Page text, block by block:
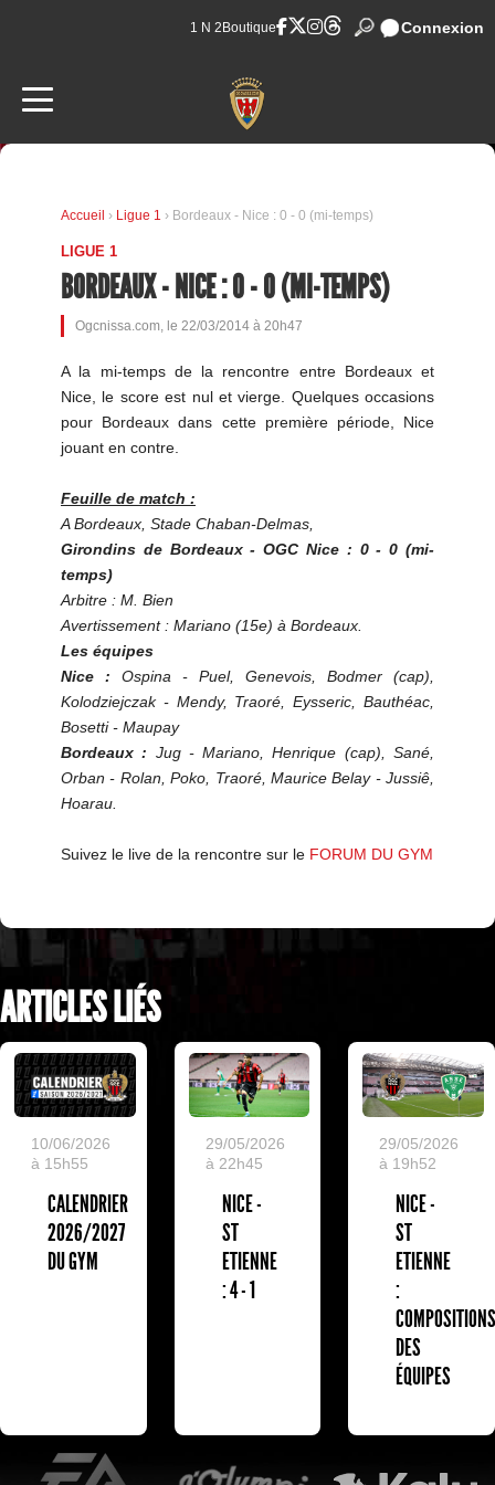
1 N 2 Boutique Connexion
Accueil › Ligue 1 › Bordeaux - Nice : 0 - 0 (mi-temps)
LIGUE 1
BORDEAUX - NICE : 0 - 0 (MI-TEMPS)
Ogcnissa.com, le 22/03/2014 à 20h47
A la mi-temps de la rencontre entre Bordeaux et
Nice, le score est nul et vierge. Quelques occasions
pour Bordeaux dans cette première période, Nice
jouant en contre.
Feuille de match :
A Bordeaux, Stade Chaban-Delmas,
Girondins de Bordeaux - OGC Nice : 0 - 0 (mi-
temps)
Arbitre : M. Bien
Avertissement : Mariano (15e) à Bordeaux.
Les équipes
Nice : Ospina - Puel, Genevois, Bodmer (cap),
Kolodziejczak - Mendy, Traoré, Eysseric, Bauthéac,
Bosetti - Maupay
Bordeaux : Jug - Mariano, Henrique (cap), Sané,
Orban - Rolan, Poko, Traoré, Maurice Belay - Jussiê,
Hoarau.
Suivez le live de la rencontre sur le FORUM DU GYM
ARTICLES LIÉS
10/06/2026
à 15h55
CALENDRIER
2026/2027
DU GYM
29/05/2026
à 22h45
NICE -
ST
ETIENNE
: 4 - 1
29/05/2026
à 19h52
NICE -
ST
ETIENNE
:
DES
ÉQUIPES
EA Sports